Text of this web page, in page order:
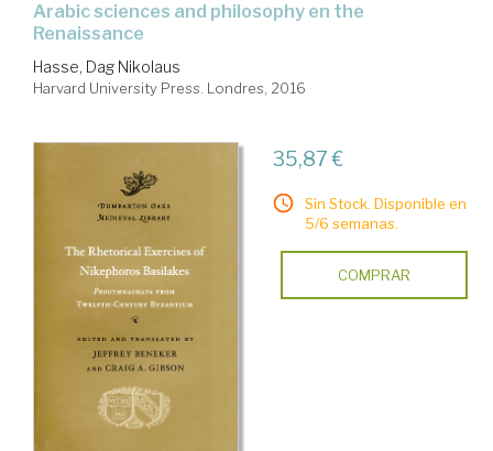
arabic sciences and philosophy en the
Renaissance
Hasse, Dag Nikolaus
Harvard University Press. Londres, 2016
35,87 €
Sin Stock. Disponible en
5/6 semanas.
COMPRAR